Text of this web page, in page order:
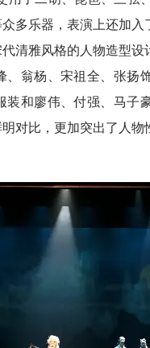
多乐器，表演上还加
清雅风格的人物造型
翁杨、宋祖全、张扬
和廖伟、付强、马子
对比，更加突出了人